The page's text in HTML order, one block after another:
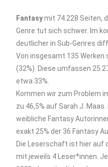
Fantasymit 74.228 Seiten,
Genre tut sich schwer. Im
deutlicher in Sub-Genres
Von insgesamt 135
(32%). Diese umfassen
etwa 33%.
Kommen wir zum Problem
zu 46,5% auf Sarah J.
weibliche Fantasy
exakt 25% der 36 Fantasy
Die Leserschaft ist hier auf
mit jeweils 4 Leser*innen.